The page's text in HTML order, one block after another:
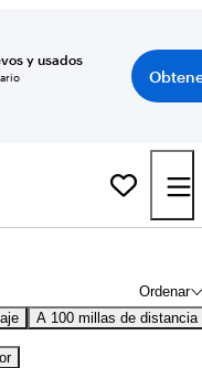
y usados
Ordenar
A 100 millas de distancia